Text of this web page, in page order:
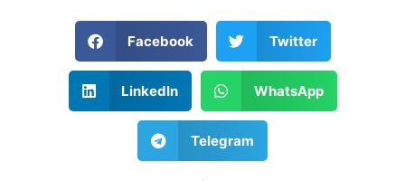
Facebook Twitter
LinkedIn WhatsApp
Telegram